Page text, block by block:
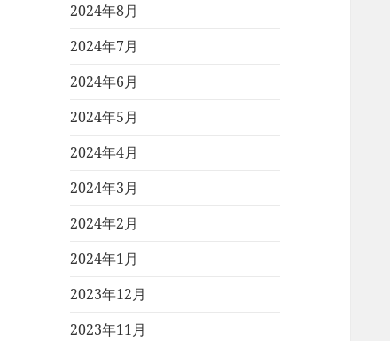
2024年8月
2024年7月
2024年6月
2024年5月
2024年4月
2024年3月
2024年2月
2024年1月
2023年12月
2023年11月